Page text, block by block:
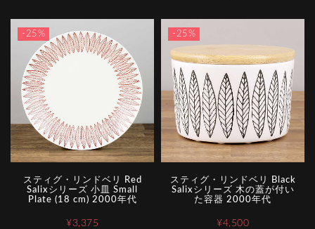
-25%
スティグ・リンドベリ Red
Salixシリーズ 小皿 Small
Plate (18 cm) 2000年代
¥3,375
-25%
スティグ・リンドベリ Black
Salixシリーズ 木の蓋が付い
た容器 2000年代
¥4,500